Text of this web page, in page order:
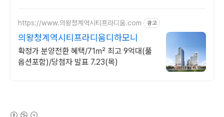
https://www.의왕청계역시티프라디움.com 광고
의왕청계역시티프라디움디하모니
확정가 분양전환 혜택/71㎡ 최고 9억대(풀
옵션포함)/당첨자 발표 7.23(목)